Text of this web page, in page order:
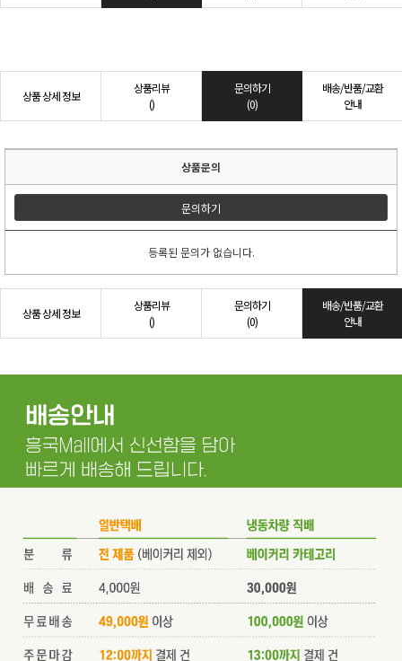
상품 상세 정보
상품리뷰
()
문의하기
(0)
배송/반품/교환
안내
상품문의
문의하기
등록된 문의가 없습니다.
상품 상세 정보
상품리뷰
()
문의하기
(0)
배송/반품/교환
안내